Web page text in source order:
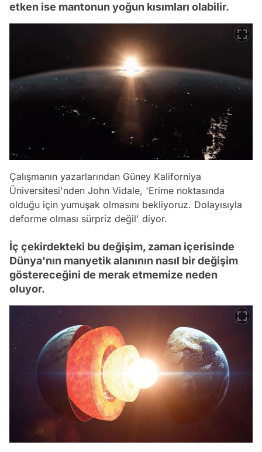
etken ise mantonun yoğun kısımları olabilir.
Çalışmanın yazarlarından Güney Kaliforniya
Üniversitesi'nden John Vidale, 'Erime noktasında
olduğu için yumuşak olmasını bekliyoruz. Dolayısıyla
deforme olması sürpriz değil' diyor.
İç çekirdekteki bu değişim, zaman içerisinde
Dünya'nın manyetik alanının nasıl bir değişim
göstereceğini de merak etmemize neden
oluyor.